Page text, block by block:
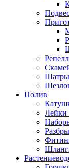
Полив
Лейки